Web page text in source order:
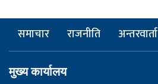
समाचार राजनीति अन्तरवार्ता
मुख्य कार्यालय